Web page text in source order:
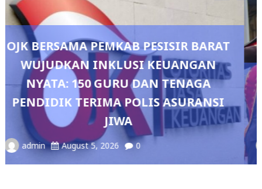
Pedang Pora Sambut Kombes
Sianipar, Babak Baru Kepemimpinan
Polresta Bandar Lampung
admin August 4, 2026